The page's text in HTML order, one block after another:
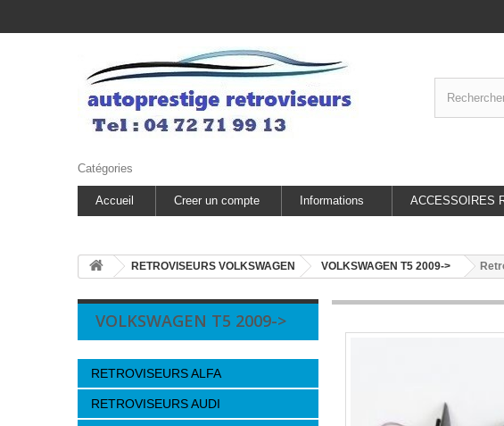
Catégories
Accueil Creer un compte Informations ACCESSOIRES
RETROVISEURS VOLKSWAGEN VOLKSWAGEN T5 2009->
VOLKSWAGEN T5 2009->
RETROVISEURS ALFA
RETROVISEURS AUDI